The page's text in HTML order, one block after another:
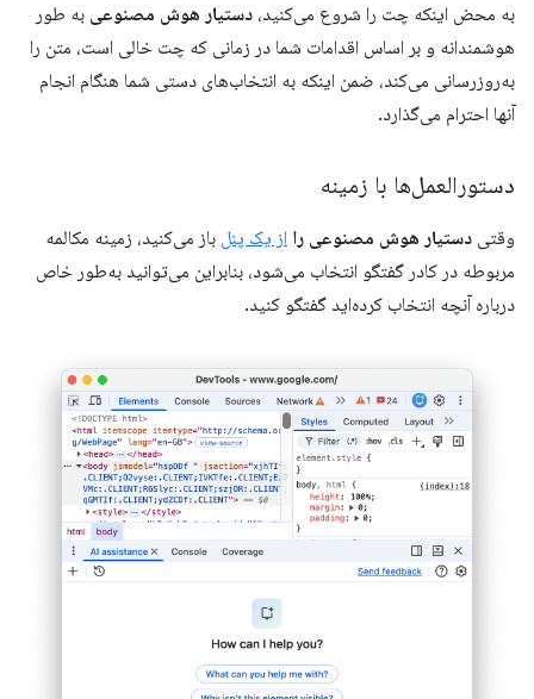
به محض اینکه چت را شروع می‌کنید، دستیار هوش مصنوعی به طور
هوشمندانه و بر اساس اقدامات شما در زمانی که چت خالی است، متن را
به‌روزرسانی می‌کند، ضمن اینکه به انتخاب‌های دستی شما هنگام انجام
آنها احترام می‌گذارد.
دستورالعمل‌ها با زمینه
وقتی دستیار هوش مصنوعی را از یک پنل باز می‌کنید، زمینه مکالمه
مربوطه در کادر گفتگو انتخاب می‌شود، بنابراین می‌توانید به‌طور خاص
درباره آنچه انتخاب کرده‌اید گفتگو کنید.